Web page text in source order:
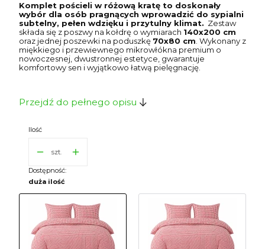
Komplet pościeli w różową kratę to doskonały
wybór dla osób pragnących wprowadzić do sypialni
subtelny, pełen wdzięku i przytulny klimat. Zestaw
składa się z poszwy na kołdrę o wymiarach 140x200 cm
oraz jednej poszewki na poduszkę 70x80 cm. Wykonany z
miękkiego i przewiewnego mikrowłókna premium o
nowoczesnej, dwustronnej estetyce, gwarantuje
komfortowy sen i wyjątkowo łatwą pielęgnację.
Przejdź do pełnego opisu
Ilość
szt.
Dostępność:
duża ilość